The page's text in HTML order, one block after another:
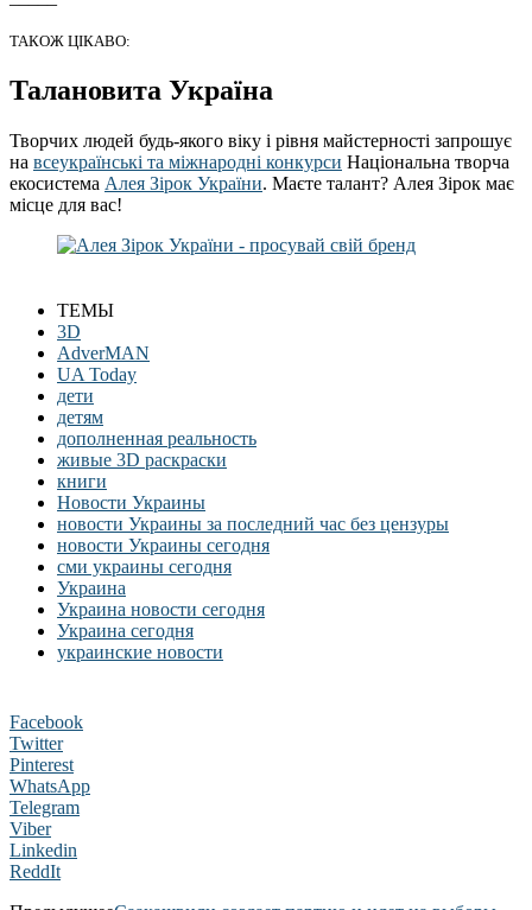
ТАКОЖ ЦІКАВО:
Талановита Україна
Творчих людей будь-якого віку і рівня майстерності запрошує
на всеукраїнські та міжнародні конкурси Національна творча
екосистема Алея Зірок України. Маєте талант? Алея Зірок має
місце для вас!
ТЕМЫ
3D
AdverMAN
UA Today
дети
детям
дополненная реальность
живые 3D раскраски
книги
Новости Украины
новости Украины за последний час без цензуры
новости Украины сегодня
сми украины сегодня
Украина
Украина новости сегодня
Украина сегодня
украинские новости
Facebook
Twitter
Pinterest
WhatsApp
Telegram
Viber
Linkedin
ReddIt